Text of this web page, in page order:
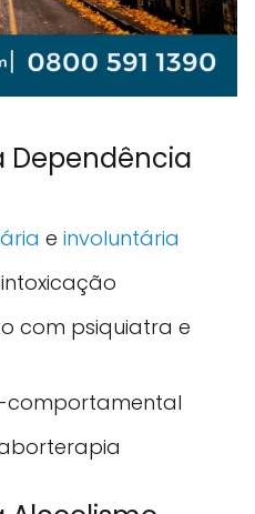
Dependência
e involuntária
com psiquiatra e
comportamental